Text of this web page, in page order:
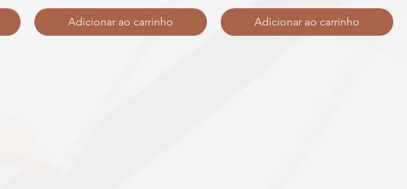
Adicionar ao carrinho Adicionar ao carrinho